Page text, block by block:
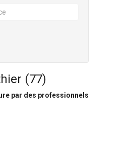
(77)
par des professionnels